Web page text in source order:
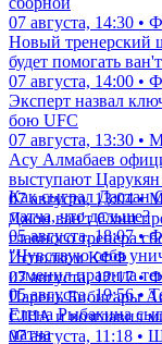
07 августа, 14:30 •
Новый тренерский
будет помогать
07 августа, 14:00 •
Эксперт назвал
бою UFC
07 августа, 13:30 •
Асу Алмабаев
выступают Царукян
07 августа, 13:04
Джон ван'т Схип
главного тренера
Исполком КФФ
07 августа, 12:17 •
Парень Бибисары
США и возглавил
07 августа, 11:18 •
Как сыграл Дастан
матча, что дальше?
05 августа, 18:07 •
"Чувствую себя
изменил правила
05 августа, 19:56 •
Елена Рыбакина
матча